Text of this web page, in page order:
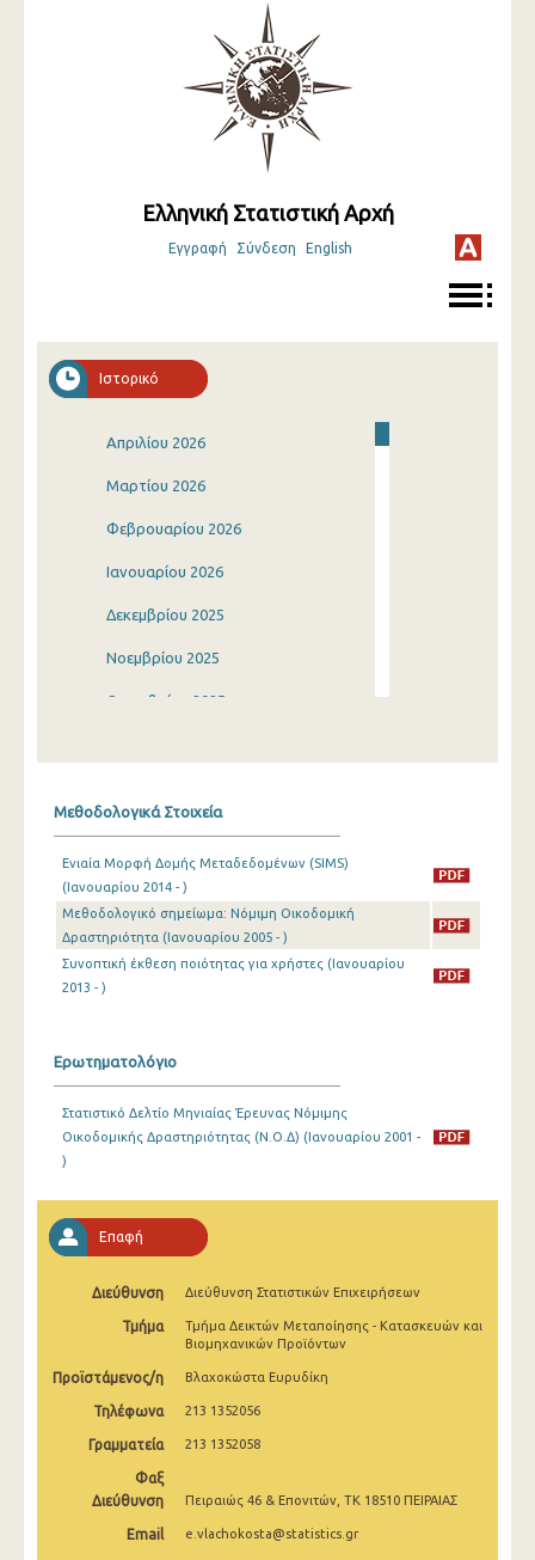
Ελληνική Στατιστική Αρχή
Εγγραφή Σύνδεση English
Ιστορικό
Απριλίου 2026
Μαρτίου 2026
Φεβρουαρίου 2026
Ιανουαρίου 2026
Δεκεμβρίου 2025
Νοεμβρίου 2025
Οκτωβρίου 2025
Ιουνίου 2025
Μαΐου 2025
Απριλίου 2025
Ιανουαρίου 2025
Δεκεμβρίου 2024
Οκτωβρίου 2024
Σεπτεμβρίου 2024
Αυγούστου 2024
Ιουλίου 2024
Ιουνίου 2024
Απριλίου 2024
Μεθοδολογικά Στοιχεία
Ενιαία Μορφή Δομής Μεταδεδομένων (SIMS)
(Ιανουαρίου 2014 - )
Μεθοδολογικό σημείωμα: Νόμιμη Οικοδομική
Δραστηριότητα (Ιανουαρίου 2005 - )
Συνοπτική έκθεση ποιότητας για χρήστες (Ιανουαρίου
2013 - )
Ερωτηματολόγιο
Στατιστικό Δελτίο Μηνιαίας Έρευνας Νόμιμης
Οικοδομικής Δραστηριότητας (Ν.Ο.Δ) (Ιανουαρίου 2001 -
)
Επαφή
Διεύθυνση Διεύθυνση Στατιστικών Επιχειρήσεων
Τμήμα
Τμήμα Δεικτών Μεταποίησης - Κατασκευών και
Βιομηχανικών Προϊόντων
Προϊστάμενος/η Βλαχοκώστα Ευρυδίκη
Τηλέφωνα 213 1352056
Γραμματεία 213 1352058
Φαξ
Διεύθυνση
Πειραιώς 46 & Επονιτών, ΤΚ 18510 ΠΕΙΡΑΙΑΣ
Email e.vlachokosta@statistics.gr